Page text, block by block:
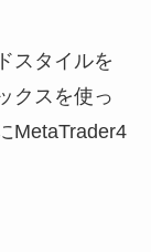
スタイルを
クスを使っ
MetaTrader4